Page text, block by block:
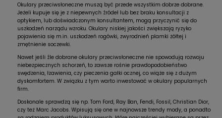
Okulary przeciwsłoneczne muszą być przede wszystkim dobrze dobrane.
Jeżeli kupuje się je z niepewnych źródeł lub bez braku konsultacji z
optykiem, lub doświadczonym konsultantem, mogą przyczynić się do
uszkodzeń narządu wzroku. Okulary niskiej jakości zwiększają ryzyko
pojawienia się m.in. uszkodzeń rogówki, zwyrodnień plamki żółtej i
zmętnienie soczewki.
Nawet jeśli źle dobrane okulary przeciwsłoneczne nie spowodują rozwoju
niebezpiecznych schorzeń, to zawsze rośnie prawdopodobieństwo
swędzenia, łzawienia, czy pieczenia gałki ocznej, co wiąże się z dużym
dyskomfortem. W związku z tym warto inwestować w okulary popularnych
firm.
Doskonale sprawdzą się np. Tom Ford, Ray Ban, Fendi, Fossil, Christian Dior,
czy też Marc Jacobs. Wpisują się one w najnowsze trendy mody, a ponadto